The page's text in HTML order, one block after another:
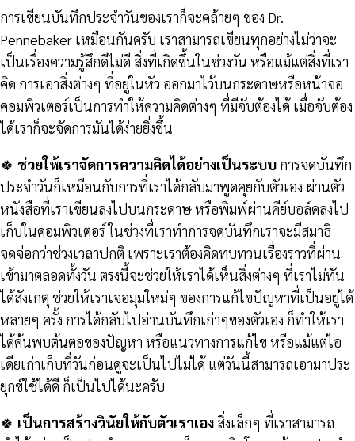
การเขียนบันทึกประจำวันของเราก็จะคล้ายๆ ของ Dr.
Pennebaker เหมือนกันครับ เราสามารถเขียนทุกอย่างไม่ว่าจะ
เป็นเรื่องความรู้สึกดีไม่ดี สิ่งที่เกิดขึ้นในช่วงวัน หรือแม้แต่สิ่งที่เรา
คิด การเอาสิ่งต่างๆ ที่อยู่ในหัว ออกมาไว้บนกระดาษหรือหน้าจอ
คอมพิวเตอร์เป็นการทำให้ความคิดต่างๆ ที่มีจับต้องได้ เมื่อจับต้อง
ได้เราก็จะจัดการมันได้ง่ายยิ่งขึ้น
🍀 ช่วยให้เราจัดการความคิดได้อย่างเป็นระบบ การจดบันทึก
ประจำวันก็เหมือนกับการที่เราได้กลับมาพูดคุยกับตัวเอง ผ่านตัว
หนังสือที่เราเขียนลงไปบนกระดาษ หรือพิมพ์ผ่านคีย์บอล์ดลงไป
เก็บในคอมพิวเตอร์ ในช่วงที่เราทำการจดบันทึกเราจะมีสมาธิ
จดจ่อกว่าช่วงเวลาปกติ เพราะเราต้องคิดทบทวนเรื่องราวที่ผ่าน
เข้ามาตลอดทั้งวัน ตรงนี้จะช่วยให้เราได้เห็นสิ่งต่างๆ ที่เราไม่ทัน
ได้สังเกตุ ช่วยให้เราเจอมุมใหม่ๆ ของการแก้ไขปัญหาที่เป็นอยู่ได้
หลายๆ ครั้ง การได้กลับไปอ่านบันทึกเก่าๆของตัวเอง ก็ทำให้เรา
ได้ค้นพบต้นตอของปัญหา หรือแนวทางการแก้ไข หรือแม้แต่ไอ
เดียเก่าเก็บที่วันก่อนดูจะเป็นไปไม่ได้ แต่วันนี้สามารถเอามาประ
ยุกข์ใช้ได้ดี ก็เป็นไปได้นะครับ
🍀 เป็นการสร้างวินัยให้กับตัวเราเอง สิ่งเล็กๆ ที่เราสามารถ